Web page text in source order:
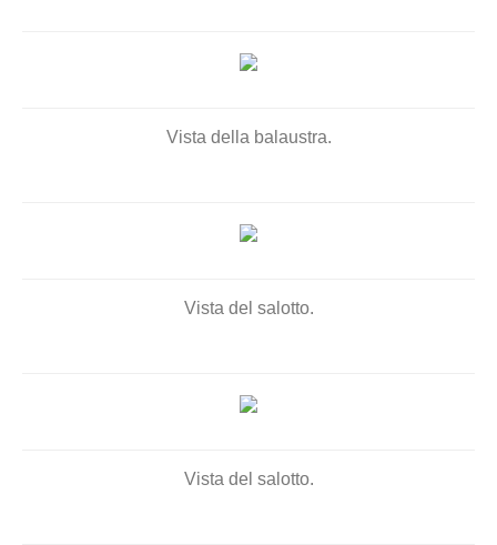
Vista della balaustra.
Vista del salotto.
Vista del salotto.